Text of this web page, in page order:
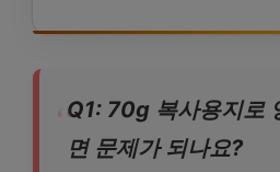
Q1: 70g 복사용지로
면 문제가 되나요?